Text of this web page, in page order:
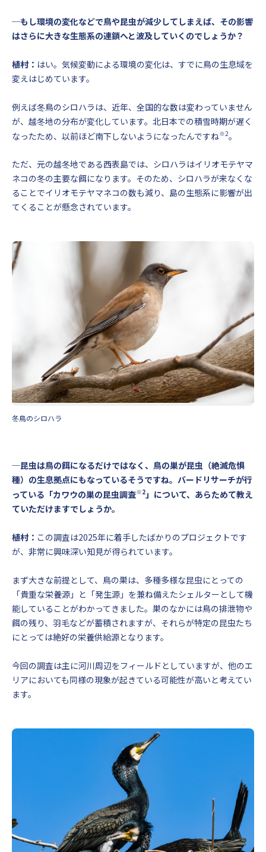
─もし環境の変化などで鳥や昆虫が減少してしまえば、その影響
はさらに大きな生態系の連鎖へと波及していくのでしょうか？
植村： はい。気候変動による環境の変化は、すでに鳥の生息域を
変えはじめています。
例えば冬鳥のシロハラは、近年、全国的な数は変わっていません
が、越冬地の分布が変化しています。北日本での積雪時期が遅く
なったため、以前ほど南下しないようになったんですね※2。
ただ、元の越冬地である西表島では、シロハラはイリオモテヤマ
ネコの冬の主要な餌になります。そのため、シロハラが来なくな
ることでイリオモテヤマネコの数も減り、島の生態系に影響が出
てくることが懸念されています。
冬鳥のシロハラ
─昆虫は鳥の餌になるだけではなく、鳥の巣が昆虫（絶滅危惧
種）の生息拠点にもなっているそうですね。バードリサーチが行
っている「カワウの巣の昆虫調査※2」について、あらためて教え
ていただけますでしょうか。
植村： この調査は2025年に着手したばかりのプロジェクトです
が、非常に興味深い知見が得られています。
まず大きな前提として、鳥の巣は、多種多様な昆虫にとっての
「貴重な栄養源」と「発生源」を兼ね備えたシェルターとして機
能していることがわかってきました。巣のなかには鳥の排泄物や
餌の残り、羽毛などが蓄積されますが、それらが特定の昆虫たち
にとっては絶好の栄養供給源となります。
今回の調査は主に河川周辺をフィールドとしていますが、他のエ
リアにおいても同様の現象が起きている可能性が高いと考えてい
ます。